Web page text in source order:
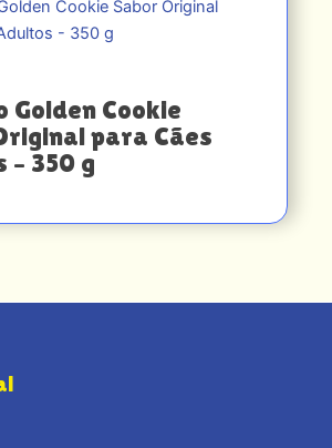
Golden Cookie
para Cães
– 350 g